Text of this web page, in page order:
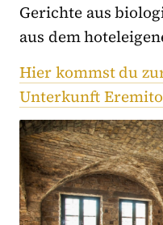
Gerichte aus
aus dem
Hier kommst du
Unterkunft